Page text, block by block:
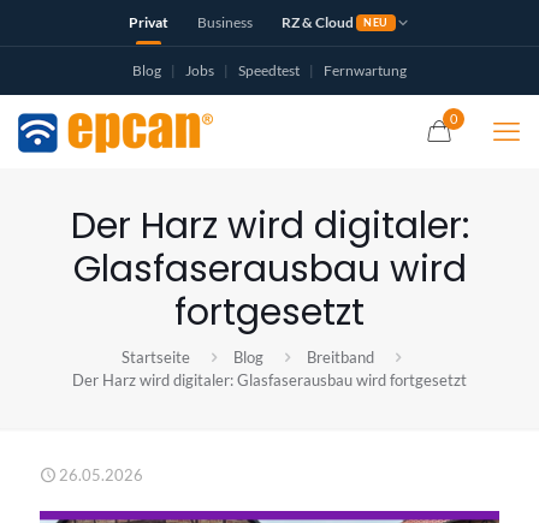
Privat Business RZ & Cloud NEU
Blog | Jobs | Speedtest | Fernwartung
0
Der Harz wird digitaler:
Glasfaserausbau wird
fortgesetzt
Startseite Blog
Breitband
Der Harz wird digitaler: Glasfaserausbau wird fortgesetzt
26.05.2026